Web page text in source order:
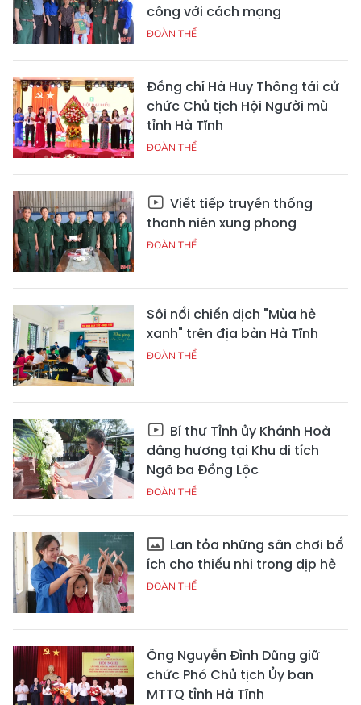
công với cách mạng
ĐOÀN THỂ
Đồng chí Hà Huy Thông tái cử
chức Chủ tịch Hội Người mù
tỉnh Hà Tĩnh
ĐOÀN THỂ
Viết tiếp truyền thống
thanh niên xung phong
ĐOÀN THỂ
Sôi nổi chiến dịch "Mùa hè
xanh" trên địa bàn Hà Tĩnh
ĐOÀN THỂ
Bí thư Tỉnh ủy Khánh Hoà
dâng hương tại Khu di tích
Ngã ba Đồng Lộc
ĐOÀN THỂ
Lan tỏa những sân chơi bổ
ích cho thiếu nhi trong dịp hè
ĐOÀN THỂ
Ông Nguyễn Đình Dũng giữ
chức Phó Chủ tịch Ủy ban
MTTQ tỉnh Hà Tĩnh